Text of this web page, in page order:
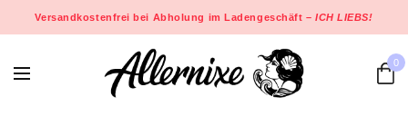
Versandkostenfrei bei Abholung im Ladengeschäft –ICH LIEBS!
0